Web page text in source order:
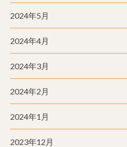
2024年5月
2024年4月
2024年3月
2024年2月
2024年1月
2023年12月